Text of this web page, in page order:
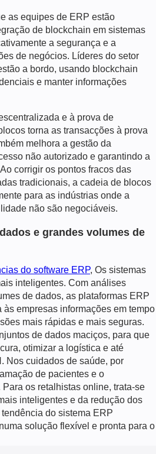
as equipes de ERP estão
de blockchain em sistemas
a segurança e a
de negócios. Líderes do setor
a bordo, usando blockchain
e manter informações
e à prova de
torna as transacções à prova
melhora a gestão da
não autorizado e garantindo a
corrigir os pontos fracos das
tradicionais, a cadeia de blocos
para as indústrias onde a
não são negociáveis.
e grandes volumes de
do software ERP, Os sistemas
inteligentes. Com análises
de dados, as plataformas ERP
às empresas informações em tempo
mais rápidas e mais seguras.
de dados maciços, para que
otimizar a logística e até
Nos cuidados de saúde, por
de pacientes e o
os retalhistas online, trata-se
inteligentes e da redução dos
do sistema ERP
solução flexível e pronta para o